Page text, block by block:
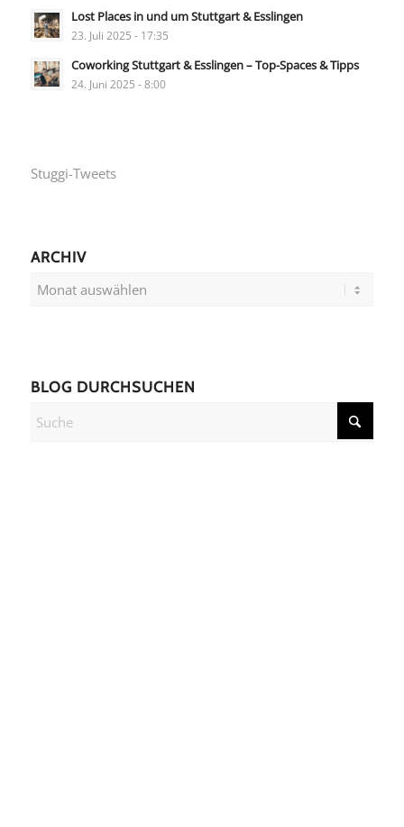
Lost Places in und um Stuttgart & Esslingen
23. Juli 2025 - 17:35
Coworking Stuttgart & Esslingen – Top-Spaces & Tipps
24. Juni 2025 - 8:00
Stuggi-Tweets
ARCHIV
BLOG DURCHSUCHEN